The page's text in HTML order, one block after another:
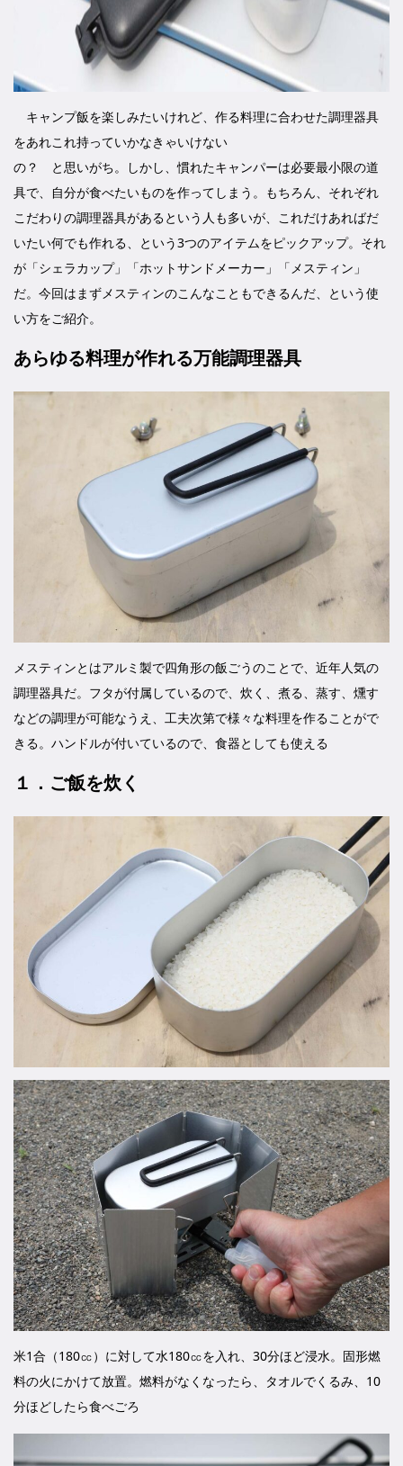
キャンプ飯を楽しみたいけれど、作る料理に合わせた調理器具
をあれこれ持っていかなきゃいけない
の？ と思いがち。しかし、慣れたキャンパーは必要最小限の道
具で、自分が食べたいものを作ってしまう。もちろん、それぞれ
こだわりの調理器具があるという人も多いが、これだけあればだ
いたい何でも作れる、という3つのアイテムをピックアップ。それ
が「シェラカップ」「ホットサンドメーカー」「メスティン」
だ。今回はまずメスティンのこんなこともできるんだ、という使
い方をご紹介。
あらゆる料理が作れる万能調理器具
メスティンとはアルミ製で四角形の飯ごうのことで、近年人気の
調理器具だ。フタが付属しているので、炊く、煮る、蒸す、燻す
などの調理が可能なうえ、工夫次第で様々な料理を作ることがで
きる。ハンドルが付いているので、食器としても使える
１．ご飯を炊く
米1合（180㏄）に対して水180㏄を入れ、30分ほど浸水。固形燃
料の火にかけて放置。燃料がなくなったら、タオルでくるみ、10
分ほどしたら食べごろ